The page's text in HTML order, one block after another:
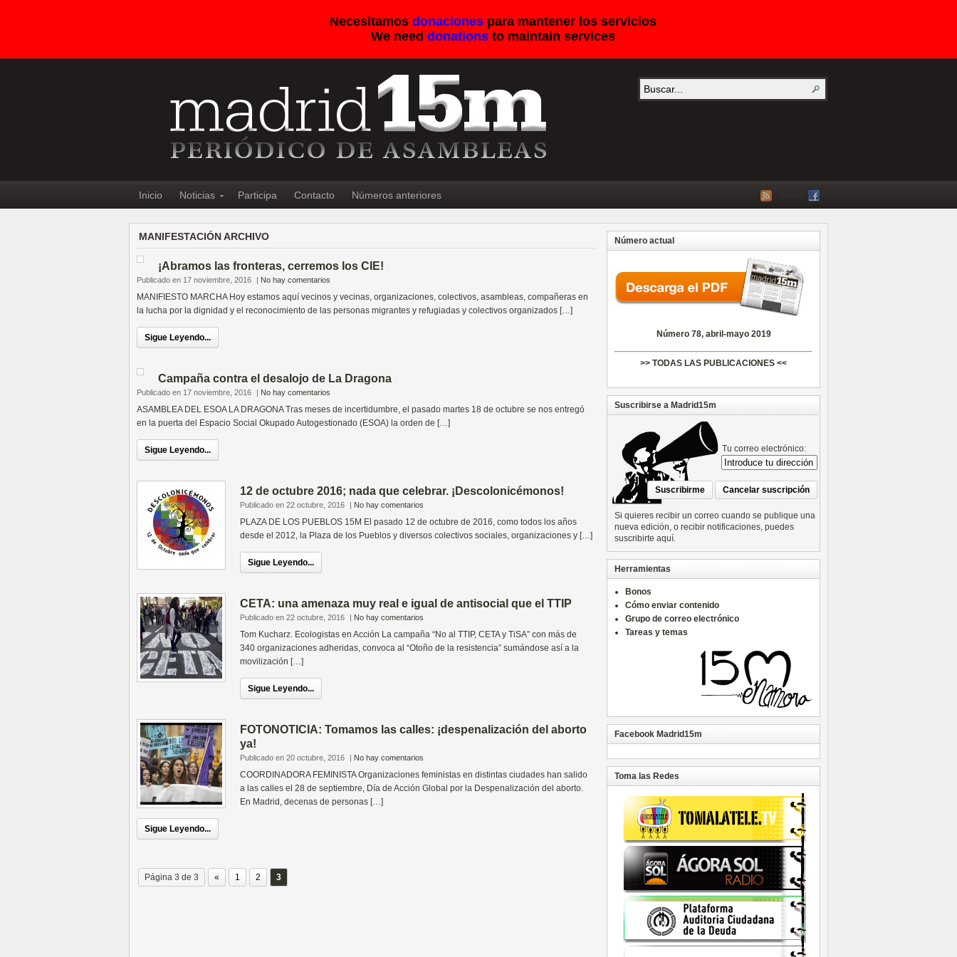
Necesitamos donacionespara mantener los servicios
We need donationsto maintain services
Inicio Noticias Participa Contacto Números anteriores
MANIFESTACIÓN ARCHIVO
¡Abramos las fronteras, cerremos los CIE!
Publicado en 17 noviembre, 2016 | No hay comentarios
MANIFIESTO MARCHA Hoy estamos aquí vecinos y vecinas, organizaciones, colectivos, asambleas, compañeras en
la lucha por la dignidad y el reconocimiento de las personas migrantes y refugiadas y colectivos organizados […]
Sigue Leyendo...
Campaña contra el desalojo de La Dragona
Publicado en 17 noviembre, 2016 | No hay comentarios
ASAMBLEA DEL ESOA LA DRAGONA Tras meses de incertidumbre, el pasado martes 18 de octubre se nos entregó
en la puerta del Espacio Social Okupado Autogestionado (ESOA) la orden de […]
Sigue Leyendo...
12 de octubre 2016; nada que celebrar. ¡Descolonicémonos!
Publicado en 22 octubre, 2016 | No hay comentarios
PLAZA DE LOS PUEBLOS 15M El pasado 12 de octubre de 2016, como todos los años
desde el 2012, la Plaza de los Pueblos y diversos colectivos sociales, organizaciones y […]
Sigue Leyendo...
CETA: una amenaza muy real e igual de antisocial que el TTIP
Publicado en 22 octubre, 2016 | No hay comentarios
Tom Kucharz. Ecologistas en Acción La campaña “No al TTIP, CETA y TiSA” con más de
340 organizaciones adheridas, convoca al “Otoño de la resistencia” sumándose así a la
movilización […]
Sigue Leyendo...
FOTONOTICIA: Tomamos las calles: ¡despenalización del aborto
ya!
Publicado en 20 octubre, 2016 | No hay comentarios
COORDINADORA FEMINISTA Organizaciones feministas en distintas ciudades han salido
a las calles el 28 de septiembre, Día de Acción Global por la Despenalización del aborto.
En Madrid, decenas de personas […]
Sigue Leyendo...
Página 3 de 3 « 1 2 3
Número actual
Número 78, abril-mayo 2019
>> TODAS LAS PUBLICACIONES <<
Suscribirse a Madrid15m
Tu correo electrónico:
Si quieres recibir un correo cuando se publique una
nueva edición, o recibir notificaciones, puedes
suscribirte aquí.
Herramientas
Bonos
Cómo enviar contenido
Grupo de correo electrónico
Tareas y temas
Facebook Madrid15m
Toma las Redes